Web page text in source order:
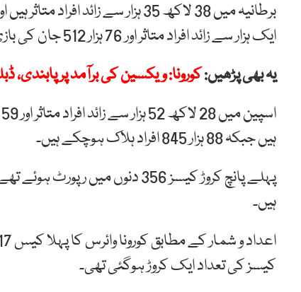
ایک ہزار سے زائد افراد متاثر اور 76 ہزار 512 جان کی بازی ہار چکے ہیں۔
یہ بھی پڑھیں:کورونا: ویکسین کی برآمد پر پابندی،
ہیں جبکہ 88 ہزار 845 افراد ہلاک ہوچکے ہیں۔
پہلے پانچ کروڑ کیسز 356
ہیں۔
کیسز کی تعداد ایک کروڑ ہوگئی تھی۔